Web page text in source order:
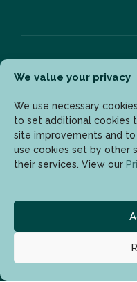
We value your privacy
We use necessary
to set additional cookies
site improvements and
use cookies set by other
their services. View our
Newsletter
Geben Sie Ihre E-
Updates zu erhalten.